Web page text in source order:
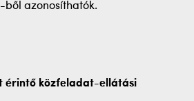
ből azonosíthatók.
érintő közfeladat-ellátási